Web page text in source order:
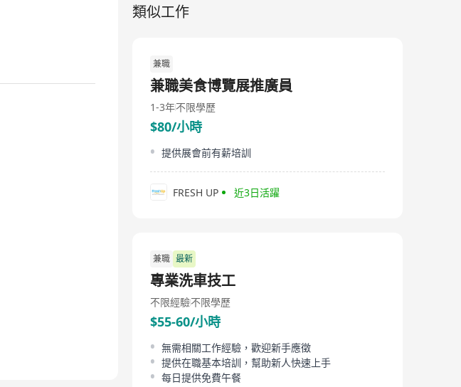
激情的人力资源专家组成，他们将为您提供全面的招聘解
决方案。Golden Key Personnel Consultancy Limited成
理解和满足他们的具体需求，为他们寻找优秀的人才。无
领域，我们都将为您提供个性化的招聘解决方案。Golden
Key Personnel Consultancy Limited始终关注市场的变化
和发展趋势，以便更好地满足企业和个人的需求。无论您
是寻找优秀的人才还是寻找理想的职位，我们都将竭诚为
established in Hong Kong, is a human resources service
opportunities and facilitating successful models for
outstanding talents. We offer recruitment services for
executives, graduates, information communication
Golden Key Personnel Consultancy Limited leverages
years of experience and expertise to help businesses
and individuals achieve their shared goals. Our team
comprises experienced and passionate human
resources professionals who provide comprehensive
recruitment solutions. Founded in 2020, Golden Key
Personnel Consultancy Limited operates on the
principles of putting people first and professionalism,
committed to delivering top-notch human resource
services. We collaborate with enterprises across various
industries to understand and meet their specific needs,
類似工作
兼職
兼職美食博覽展推廣員
1-3年不限學歷
$80/小時
提供展會前有薪培訓
FRESH UP 近3日活躍
兼職 最新
專業洗車技工
不限經驗不限學歷
$55-60/小時
無需相關工作經驗，歡迎新手應徵
提供在職基本培訓，幫助新人快速上手
每日提供免費午餐